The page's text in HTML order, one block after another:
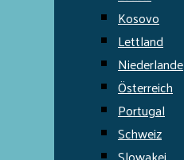
Kosovo
Lettland
Niederlande
Österreich
Portugal
Schweiz